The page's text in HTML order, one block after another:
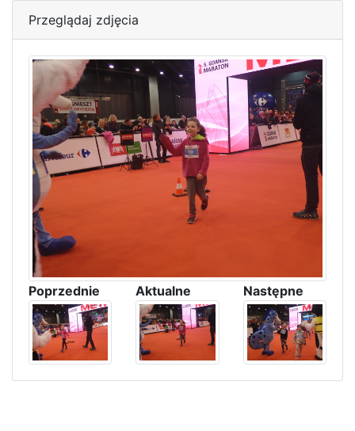
Przeglądaj zdjęcia
Poprzednie Aktualne Następne